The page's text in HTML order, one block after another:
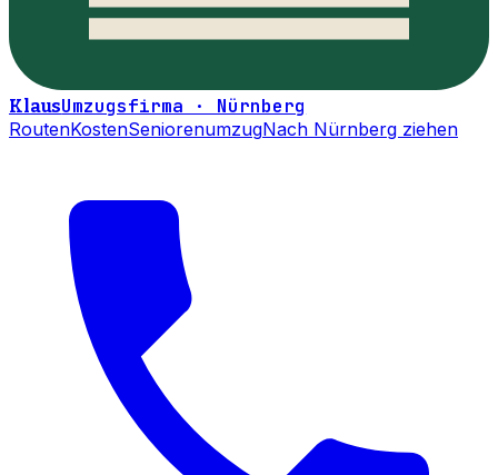
KlausUmzugsfirma · Nürnberg
RoutenKostenSeniorenumzugNach Nürnberg ziehen